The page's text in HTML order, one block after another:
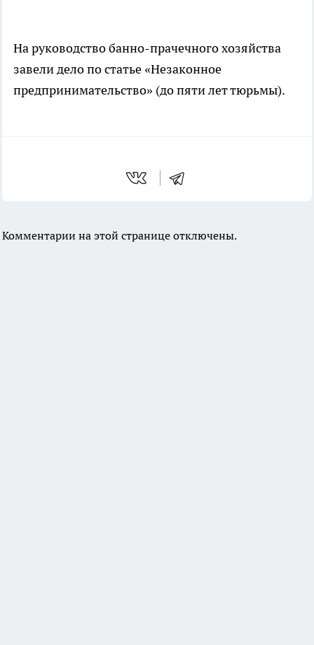
На руководство банно-прачечного хозяйства
завели дело по статье «Незаконное
предпринимательство» (до пяти лет тюрьмы).
Комментарии на этой странице отключены.